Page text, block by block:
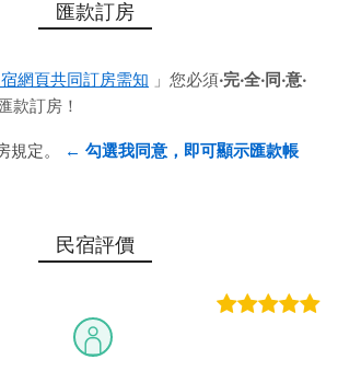
匯款訂房
宿網頁共同訂房需知 」您必須‧完‧全‧同‧意‧
款訂房！
規定。
← 勾選我同意，即可顯示匯款帳
行 代號：007 帳號：753-50-487391 戶
常用的網路ATM匯款： [ 郵局ATM ]、 [彰銀
民宿評價